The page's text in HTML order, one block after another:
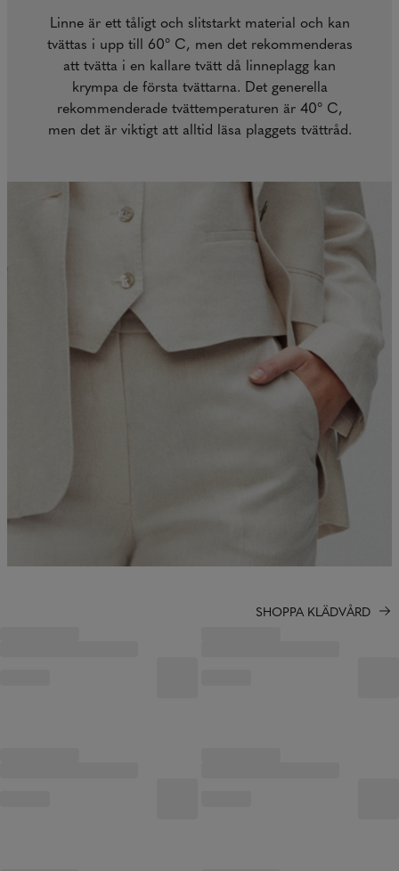
Linne är ett tåligt och slitstarkt material och kan
tvättas i upp till 60° C, men det rekommenderas
att tvätta i en kallare tvätt då linneplagg kan
krympa de första tvättarna. Det generella
rekommenderade tvättemperaturen är 40° C,
men det är viktigt att alltid läsa plaggets tvättråd.
SHOPPA KLÄDVÅRD